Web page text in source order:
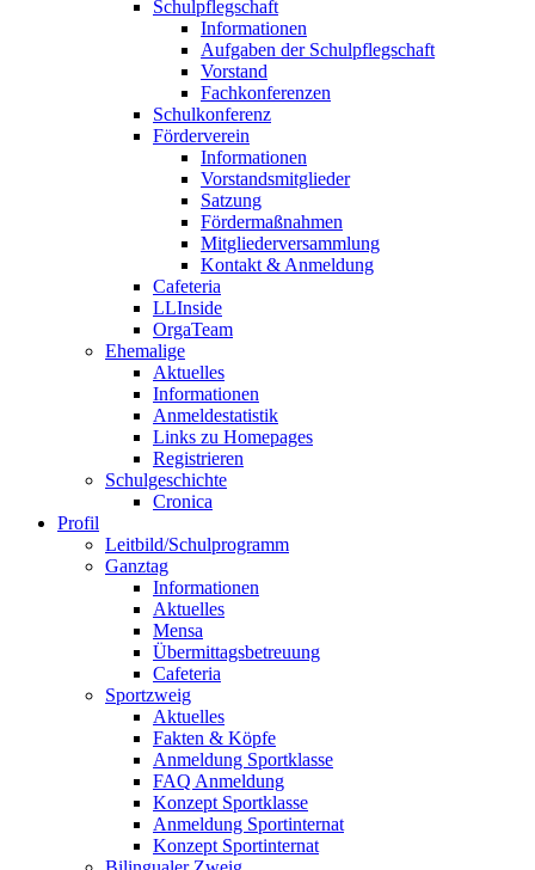
Schulpflegschaft
Informationen
Aufgaben der Schulpflegschaft
Vorstand
Fachkonferenzen
Schulkonferenz
Förderverein
Informationen
Vorstandsmitglieder
Satzung
Fördermaßnahmen
Mitgliederversammlung
Kontakt & Anmeldung
Cafeteria
LLInside
OrgaTeam
Ehemalige
Aktuelles
Informationen
Anmeldestatistik
Links zu Homepages
Registrieren
Schulgeschichte
Cronica
Profil
Leitbild/Schulprogramm
Ganztag
Informationen
Aktuelles
Mensa
Übermittagsbetreuung
Cafeteria
Sportzweig
Aktuelles
Fakten & Köpfe
Anmeldung Sportklasse
FAQ Anmeldung
Konzept Sportklasse
Anmeldung Sportinternat
Konzept Sportinternat